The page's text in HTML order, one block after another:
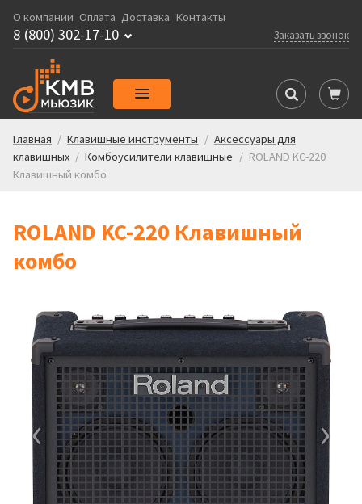
О компании Оплата Доставка Контакты
Заказать звонок
8 (800) 302-17-10
Главная / Клавишные инструменты / Аксессуары для
клавишных / Комбоусилители клавишные / ROLAND KC-220
Клавишный комбо
ROLAND KC-220 Клавишный
комбо
‹ ›